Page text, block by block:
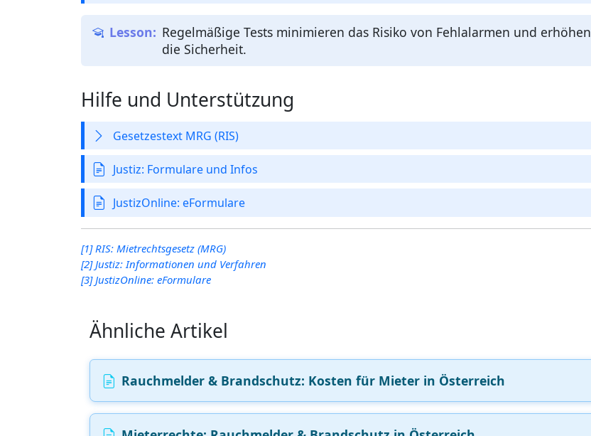
Regelmäßige Tests minimieren das Risiko von Fehlalarmen und erhöhen
die Sicherheit.
Hilfe und Unterstützung
Gesetzestext MRG (RIS)
Justiz: Formulare und Infos
JustizOnline: eFormulare
[1] RIS: Mietrechtsgesetz (MRG)
[2] Justiz: Informationen und Verfahren
[3] JustizOnline: eFormulare
Ähnliche Artikel
Rauchmelder & Brandschutz: Kosten für Mieter in Österreich